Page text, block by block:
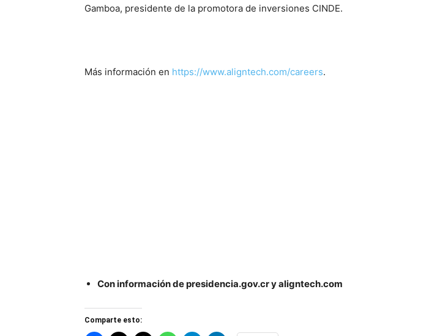
Gamboa, presidente de la promotora de inversiones CINDE.
Más información en https://www.aligntech.com/careers.
Con información de presidencia.gov.cr y aligntech.com
Comparte esto: